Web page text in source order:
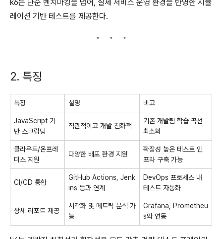
k6는 단순 벤치마킹을 넘어, 실제 서비스 운영 환경을 반영한 시뮬
레이션 기반 테스트를 제공한다.
2. 특징
특징 설명 비고
JavaScript 기
반 스크립팅
직관적이고 개발 친화적
기존 개발팀 학습 곡선
최소화
클라우드/온프레
미스 지원
다양한 배포 환경 지원
확장성 높은 테스트 인
프라 구축 가능
CI/CD 통합
GitHub Actions, Jenk
ins 등과 연계
DevOps 프로세스 내
테스트 자동화
상세 리포트 제공
시각화 및 메트릭 분석 가
능
Grafana, Prometheu
s와 연동